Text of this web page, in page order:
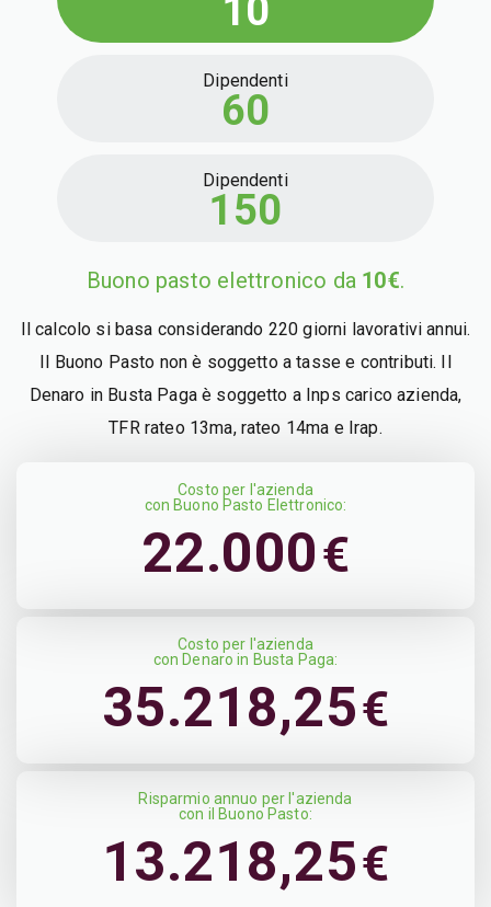
10
Dipendenti
60
Dipendenti
150
Buono pasto elettronico da 10€.
Il calcolo si basa considerando 220 giorni lavorativi annui.
Il Buono Pasto non è soggetto a tasse e contributi. Il
Denaro in Busta Paga è soggetto a Inps carico azienda,
TFR rateo 13ma, rateo 14ma e Irap.
Costo per l'azienda
con Buono Pasto Elettronico:
22.000€
Costo per l'azienda
con Denaro in Busta Paga:
35.218,25€
Risparmio annuo per l'azienda
con il Buono Pasto:
13.218,25€